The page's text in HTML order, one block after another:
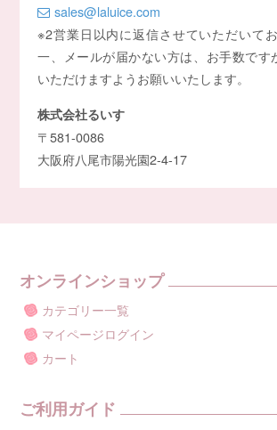
sales@laluice.com
※2営業日以内に返信させていただいて
一、メールが届かない方は、お手数です
いただけますようお願いいたします。
株式会社るいす
〒581-0086
大阪府八尾市陽光園2-4-17
オンラインショップ
カテゴリー一覧
マイページログイン
カート
ご利用ガイド